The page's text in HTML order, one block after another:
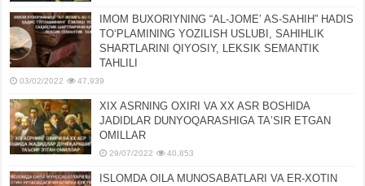
IMOM BUXORIYNING “AL-JOMEʼ AS-SAHIH” HADIS
TOʻPLAMINING YOZILISH USLUBI, SAHIHLIK
SHARTLARINI QIYOSIY, LЕKSIK SЕMANTIK
TAHLILI
03/02/2022 47,939
XIX ASRNING OXIRI VA XX ASR BOSHIDA
JADIDLAR DUNYOQARASHIGA TAʼSIR ETGAN
OMILLAR
29/07/2022 40,853
ISLOMDA OILA MUNOSABATLARI VA ER-XOTIN